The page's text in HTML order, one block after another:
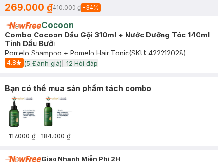
269.000 ₫410.000 ₫ -34%
Cocoon
Combo Cocoon Dầu Gội 310ml + Nước Dưỡng Tóc 140ml
Tinh Dầu Bưởi
Pomelo Shampoo + Pomelo Hair Tonic(SKU: 422212028)
4.8
Start Icon
(5 Đánh giá) 12 Hỏi đáp
Bạn có thể mua sản phẩm tách combo
117.000 ₫ 184.000 ₫
Giao Nhanh Miễn Phí 2H